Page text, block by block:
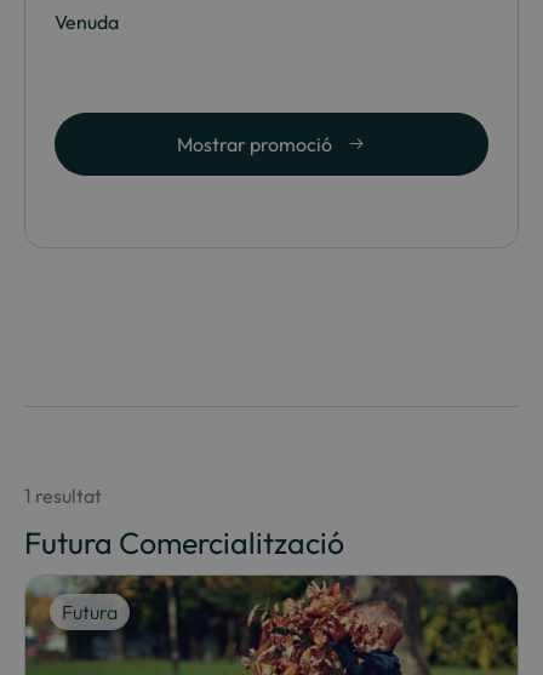
Venuda
Mostrar promoció
1 resultat
Futura Comercialització
Futura